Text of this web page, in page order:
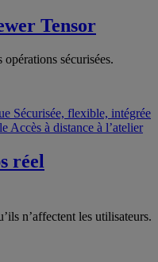
Tensor
sécurisées.
Sécurisée, flexible, intégrée
Accès à distance à l’atelier
réel
n’affectent les utilisateurs.